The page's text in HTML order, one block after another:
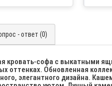
- ответ (0)
кровать-софа с выкатными
оттенках. Обновленная
элегантного дизайна.